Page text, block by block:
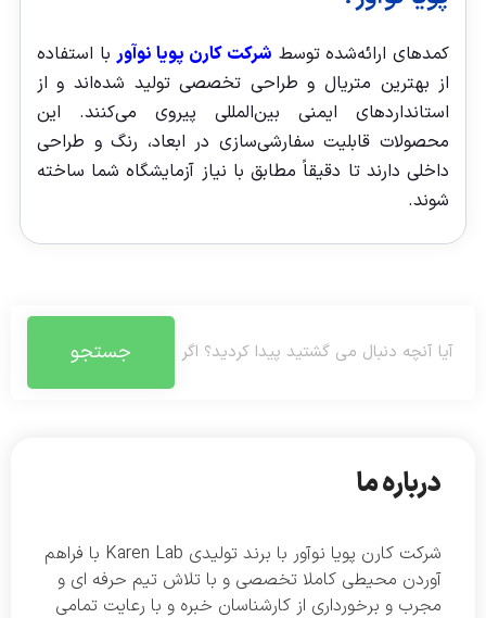
کمدهای ارائه‌شده توسط شرکت کارن پویا نوآور با استفاده
از بهترین متریال و طراحی تخصصی تولید شده‌اند و از
استانداردهای ایمنی بین‌المللی پیروی می‌کنند. این
محصولات قابلیت سفارشی‌سازی در ابعاد، رنگ و طراحی
داخلی دارند تا دقیقاً مطابق با نیاز آزمایشگاه شما ساخته
شوند.
جستجو
درباره ما
شرکت کارن پویا نوآور با برند تولیدی Karen Lab با فراهم
آوردن محیطی کاملا تخصصی و با تلاش تیم حرفه ای و
مجرب و برخورداری از کارشناسان خبره و با رعایت تمامی